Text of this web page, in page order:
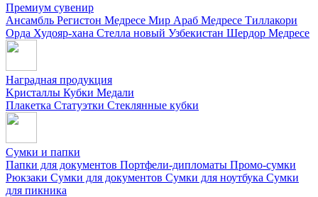
Премиум сувенир
Ансамбль Регистон Медресе Мир Араб Медресе Тиллакори
Орда Худояр-хана Стелла новый Узбекистан Шердор Медресе
Наградная продукция
Kристаллы Кубки Медали
Плакетка Статуэтки Стеклянные кубки
Сумки и папки
Папки для документов Портфели-дипломаты Промо-сумки
Рюкзаки Сумки для документов Сумки для ноутбука Сумки
для пикника